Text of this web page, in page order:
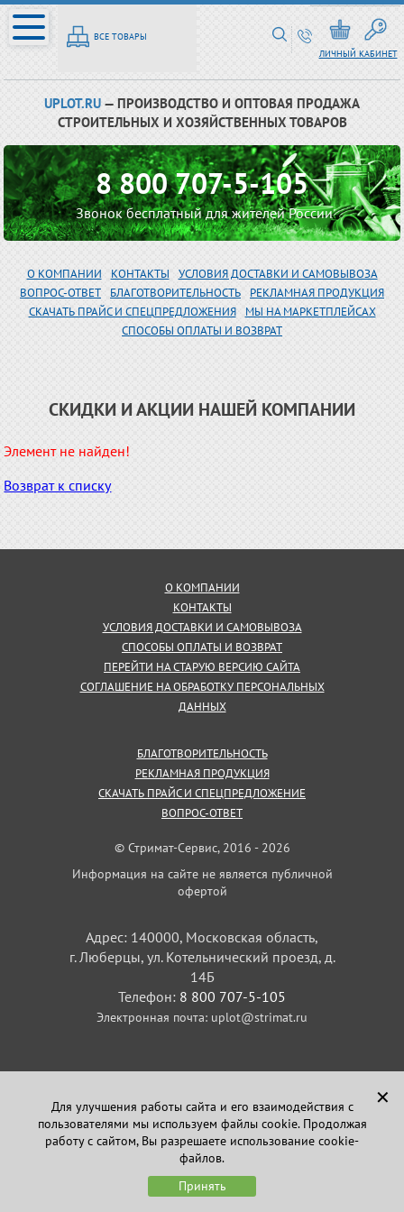
ВСЕ ТОВАРЫ
ЛИЧНЫЙ КАБИНЕТ
UPLOT.RU — ПРОИЗВОДСТВО И ОПТОВАЯ ПРОДАЖА
СТРОИТЕЛЬНЫХ И ХОЗЯЙСТВЕННЫХ ТОВАРОВ
8 800 707-5-105
Звонок бесплатный для жителей России
О КОМПАНИИ КОНТАКТЫ
УСЛОВИЯ ДОСТАВКИ И САМОВЫВОЗА
ВОПРОС-ОТВЕТ
БЛАГОТВОРИТЕЛЬНОСТЬ
РЕКЛАМНАЯ ПРОДУКЦИЯ
СКАЧАТЬ ПРАЙС И СПЕЦПРЕДЛОЖЕНИЯ
МЫ НА МАРКЕТПЛЕЙСАХ
СПОСОБЫ ОПЛАТЫ И ВОЗВРАТ
СКИДКИ И АКЦИИ НАШЕЙ КОМПАНИИ
Элемент не найден!
Возврат к списку
О КОМПАНИИ
КОНТАКТЫ
УСЛОВИЯ ДОСТАВКИ И САМОВЫВОЗА
СПОСОБЫ ОПЛАТЫ И ВОЗВРАТ
ПЕРЕЙТИ НА СТАРУЮ ВЕРСИЮ САЙТА
СОГЛАШЕНИЕ НА ОБРАБОТКУ ПЕРСОНАЛЬНЫХ
ДАННЫХ
БЛАГОТВОРИТЕЛЬНОСТЬ
РЕКЛАМНАЯ ПРОДУКЦИЯ
СКАЧАТЬ ПРАЙС И СПЕЦПРЕДЛОЖЕНИЕ
ВОПРОС-ОТВЕТ
© Стримат-Сервис, 2016 - 2026
Информация на сайте не является публичной
офертой
Адрес: 140000, Московская область,
г. Люберцы, ул. Котельнический проезд, д.
14Б
Телефон: 8 800 707-5-105
Электронная почта: uplot@strimat.ru
Задайте вопрос
в Telegram
✕
Для улучшения работы сайта и его взаимодействия с
пользователями мы используем файлы cookie. Продолжая
работу с сайтом, Вы разрешаете использование cookie-
файлов.
Принять